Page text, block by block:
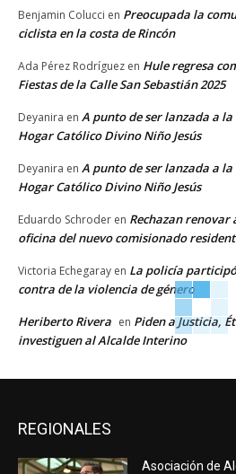
Benjamin Colucci en Preocupada la
ciclista en la costa de Rincón
Ada Pérez Rodríguez en Hule regresa
Fiestas de la Calle San Sebastián 2025
Deyanira en A punto de ser lanzada a
Hogar Católico Divino Niño Jesús
Deyanira en A punto de ser lanzada a
Hogar Católico Divino Niño Jesús
Eduardo Schroder en Rechazan
oficina del nuevo comisionado
Victoria Echegaray en La policía
contra de la violencia de género
Heriberto Rivera en Piden a Justicia,
investiguen al Alcalde Interino
REGIONALES
Asociación de